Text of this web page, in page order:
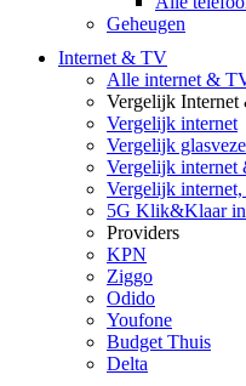
Geheugen
Internet & TV
Alle internet &
Vergelijk
Vergelijk internet
Vergelijk
Vergelijk
Vergelijk
5G Klik&Klaar
Providers
KPN
Ziggo
Odido
Youfone
Budget Thuis
Delta